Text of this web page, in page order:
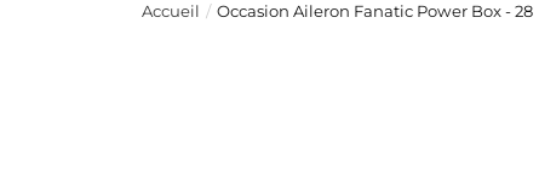
Accueil Occasion Aileron Fanatic Power Box - 28